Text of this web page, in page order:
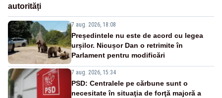
autorități
7 aug. 2026, 18:08
Președintele nu este de acord cu legea
urșilor. Nicușor Dan o retrimite în
Parlament pentru modificări
7 aug. 2026, 15:34
PSD: Centralele pe cărbune sunt o
necesitate în situaţia de forţă majoră a